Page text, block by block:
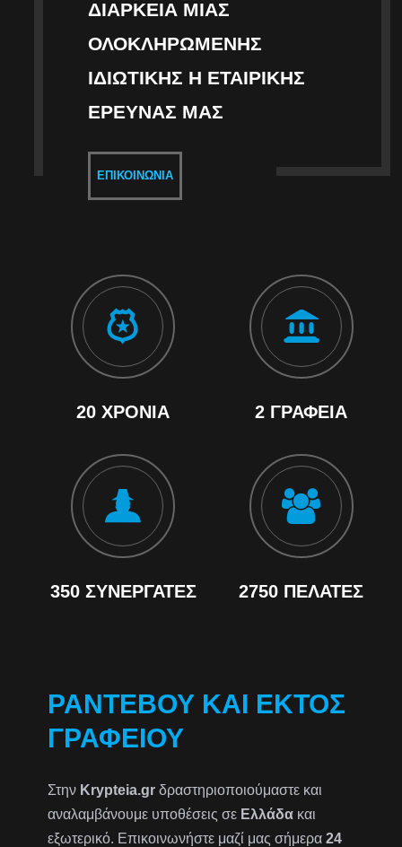
ΔΙΆΡΚΕΙΑ ΜΙΑΣ
ΟΛΟΚΛΗΡΩΜΈΝΗΣ
ΙΔΙΩΤΙΚΉΣ Η ΕΤΑΙΡΙΚΉΣ
ΈΡΕΥΝΑΣ ΜΑΣ
ΕΠΙΚΟΙΝΩΝΊΑ
20 ΧΡΌΝΙΑ 2 ΓΡΑΦΕΊΑ
350 ΣΥΝΕΡΓΆΤΕΣ 2750 ΠΕΛΆΤΕΣ
ΡΑΝΤΕΒΟΎ ΚΑΙ ΕΚΤΌΣ
ΓΡΑΦΕΊΟΥ
Στην Krypteia.gr δραστηριοποιούμαστε και
αναλαμβάνουμε υποθέσεις σε Ελλάδα και
εξωτερικό. Επικοινωνήστε μαζί μας σήμερα24